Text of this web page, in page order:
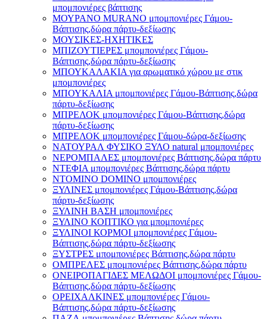
μπομπονιέρες βάπτισης
ΜΟΥΡΑΝΟ MURANO μπομπονιέρες Γάμου-
Βάπτισης,δώρα πάρτυ-δεξίωσης
ΜΟΥΣΙΚΕΣ-ΗΧΗΤΙΚΕΣ
ΜΠΙΖΟΥΤΙΕΡΕΣ μπομπονιέρες Γάμου-
Βάπτισης,δώρα πάρτυ-δεξίωσης
ΜΠΟΥΚΑΛΑΚΙΑ για αρωματικό χώρου με στικ
μπομπονιέρες
ΜΠΟΥΚΑΛΙΑ μπομπονιέρες Γάμου-Βάπτισης,δώρα
πάρτυ-δεξίωσης
ΜΠΡΕΛΟΚ μπομπονιέρες Γάμου-Βάπτισης,δώρα
πάρτυ-δεξίωσης
ΜΠΡΕΛΟΚ μπομπονιέρες Γάμου-δώρα-δεξίωσης
ΝΑΤΟΥΡΑΛ ΦΥΣΙΚΟ ΞΥΛΟ natural μπομπονιέρες
ΝΕΡΟΜΠΑΛΕΣ μπομπονιέρες Βάπτισης,δώρα πάρτυ
ΝΤΕΦΙΑ μπομπονιέρες Βάπτισης,δώρα πάρτυ
ΝΤΟΜΙΝΟ DOMINO μπομπονιέρες
ΞΥΛΙΝΕΣ μπομπονιέρες Γάμου-Βάπτισης,δώρα
πάρτυ-δεξίωσης
ΞΥΛΙΝΗ ΒΑΣΗ μπομπονιέρες
ΞΥΛΙΝΟ ΚΟΠΤΙΚΟ για μπομπονιέρες
ΞΥΛΙΝΟΙ ΚΟΡΜΟΙ μπομπονιέρες Γάμου-
Βάπτισης,δώρα πάρτυ-δεξίωσης
ΞΥΣΤΡΕΣ μπομπονιέρες Βάπτισης,δώρα πάρτυ
ΟΜΠΡΕΛΕΣ μπομπονιέρες Βάπτισης,δώρα πάρτυ
ΟΝΕΙΡΟΠΑΓΙΔΕΣ ΜΕΛΩΔΟΙ μπομπονιέρες Γάμου-
Βάπτισης,δώρα πάρτυ-δεξίωσης
ΟΡΕΙΧΑΛΚΙΝΕΣ μπομπονιέρες Γάμου-
Βάπτισης,δώρα πάρτυ-δεξίωσης